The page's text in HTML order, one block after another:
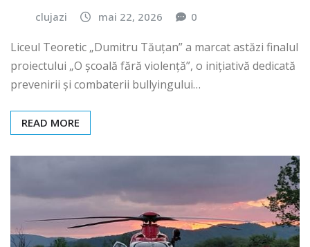
clujazi mai 22, 2026 0
Liceul Teoretic „Dumitru Tăuțan” a marcat astăzi finalul
proiectului „O școală fără violență”, o inițiativă dedicată
prevenirii și combaterii bullyingului…
READ MORE